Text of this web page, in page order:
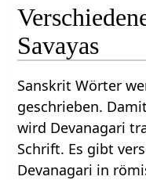
Savayas
Sanskrit Wörter
geschrieben.
wird Devanagari
Schrift. Es gibt
Devanagari in